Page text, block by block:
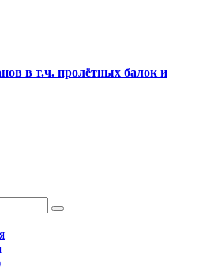
в т.ч. пролётных балок и